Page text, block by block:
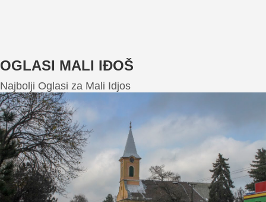
OGLASI MALI IĐOŠ
Najbolji Oglasi za Mali Idjos